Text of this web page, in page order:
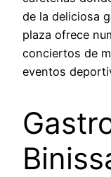
de la deliciosa
plaza ofrece
conciertos de
eventos